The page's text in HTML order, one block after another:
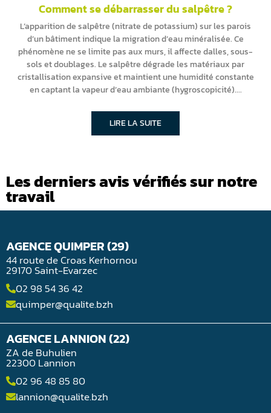
Comment se débarrasser du salpêtre ?
L’apparition de salpêtre (nitrate de potassium) sur les parois
d’un bâtiment indique la migration d’eau minéralisée. Ce
phénomène ne se limite pas aux murs, il affecte dalles, sous-
sols et doublages. Le salpêtre dégrade les matériaux par
cristallisation expansive et maintient une humidité constante
en captant la vapeur d’eau ambiante (hygroscopicité).
LIRE LA SUITE
Les derniers avis vérifiés sur notre
travail
AGENCE QUIMPER (29)
44 route de Croas Kerhornou
29170 Saint-Evarzec
02 98 54 36 42
quimper@qualite.bzh
AGENCE LANNION (22)
ZA de Buhulien
22300 Lannion
02 96 48 85 80
lannion@qualite.bzh